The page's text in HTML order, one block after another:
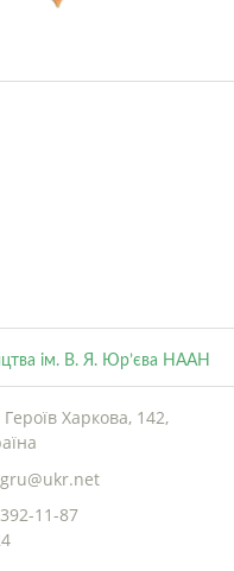
ім. В. Я. Юр’єва НААН
Харкова, 142,
11-87